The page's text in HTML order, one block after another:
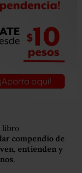
libro
compendio de
entienden y
.